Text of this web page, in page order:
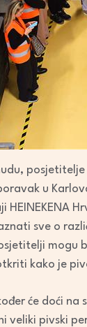
u
sve o
mogu
kako je
će doći
veliki pivski